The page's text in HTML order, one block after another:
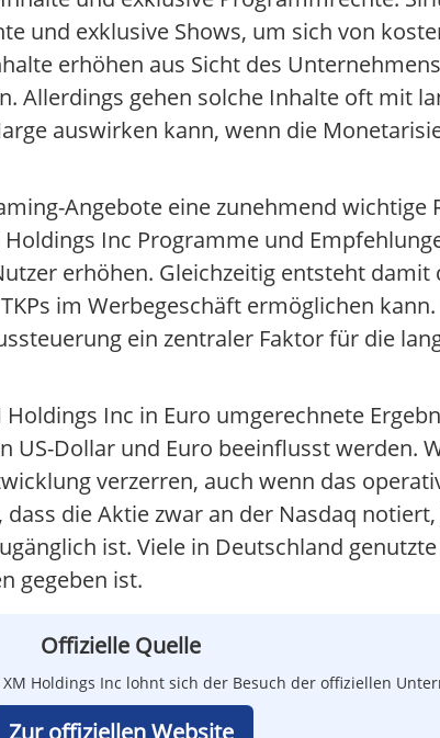
und exklusive Shows, um sich von
erhöhen aus Sicht des
Allerdings gehen solche Inhalte oft mit
auswirken kann, wenn die
Angebote eine zunehmend wichtige
Inc Programme und
erhöhen. Gleichzeitig entsteht
im Werbegeschäft ermöglichen
ein zentraler Faktor für die
Inc in Euro umgerechnete
Dollar und Euro beeinflusst werden.
verzerren, auch wenn das
die Aktie zwar an der Nasdaq
ist. Viele in Deutschland
gegeben ist.
Offizielle Quelle
Holdings Inc lohnt sich der Besuch der offiziellen